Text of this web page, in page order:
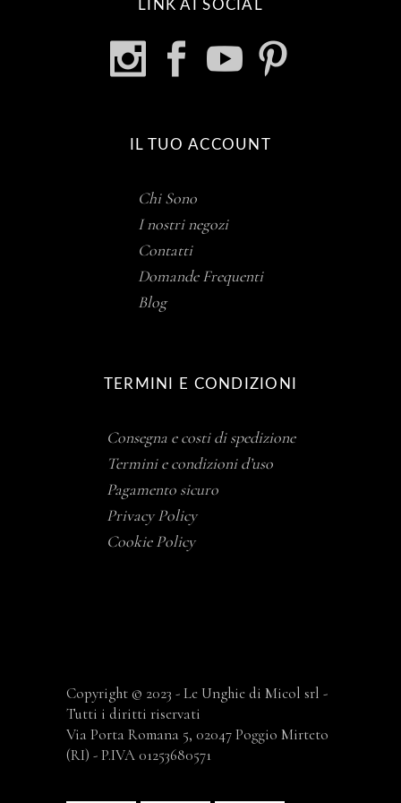
LINK AI SOCIAL
IL TUO ACCOUNT
Chi Sono
I nostri negozi
Contatti
Domande Frequenti
Blog
TERMINI E CONDIZIONI
Consegna e costi di spedizione
Termini e condizioni d’uso
Pagamento sicuro
Privacy Policy
Cookie Policy
Copyright © 2023 - Le Unghie di Micol srl -
Tutti i diritti riservati
Via Porta Romana 5, 02047 Poggio Mirteto
(RI) - P.IVA 01253680571